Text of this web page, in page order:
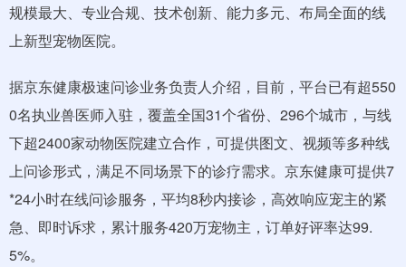
规模最大、专业合规、技术创新、能力多元、布局全面的线
上新型宠物医院。
据京东健康极速问诊业务负责人介绍，目前，平台已有超550
0名执业兽医师入驻，覆盖全国31个省份、296个城市，与线
下超2400家动物医院建立合作，可提供图文、视频等多种线
上问诊形式，满足不同场景下的诊疗需求。京东健康可提供7
*24小时在线问诊服务，平均8秒内接诊，高效响应宠主的紧
急、即时诉求，累计服务420万宠物主，订单好评率达99.
5%。